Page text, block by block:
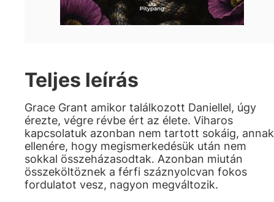
Teljes leírás
Grace Grant amikor találkozott Daniellel, úgy
érezte, végre révbe ért az élete. Viharos
kapcsolatuk azonban nem tartott sokáig, annak
ellenére, hogy megismerkedésük után nem
sokkal összeházasodtak. Azonban miután
összeköltöznek a férfi száznyolcvan fokos
fordulatot vesz, nagyon megváltozik.